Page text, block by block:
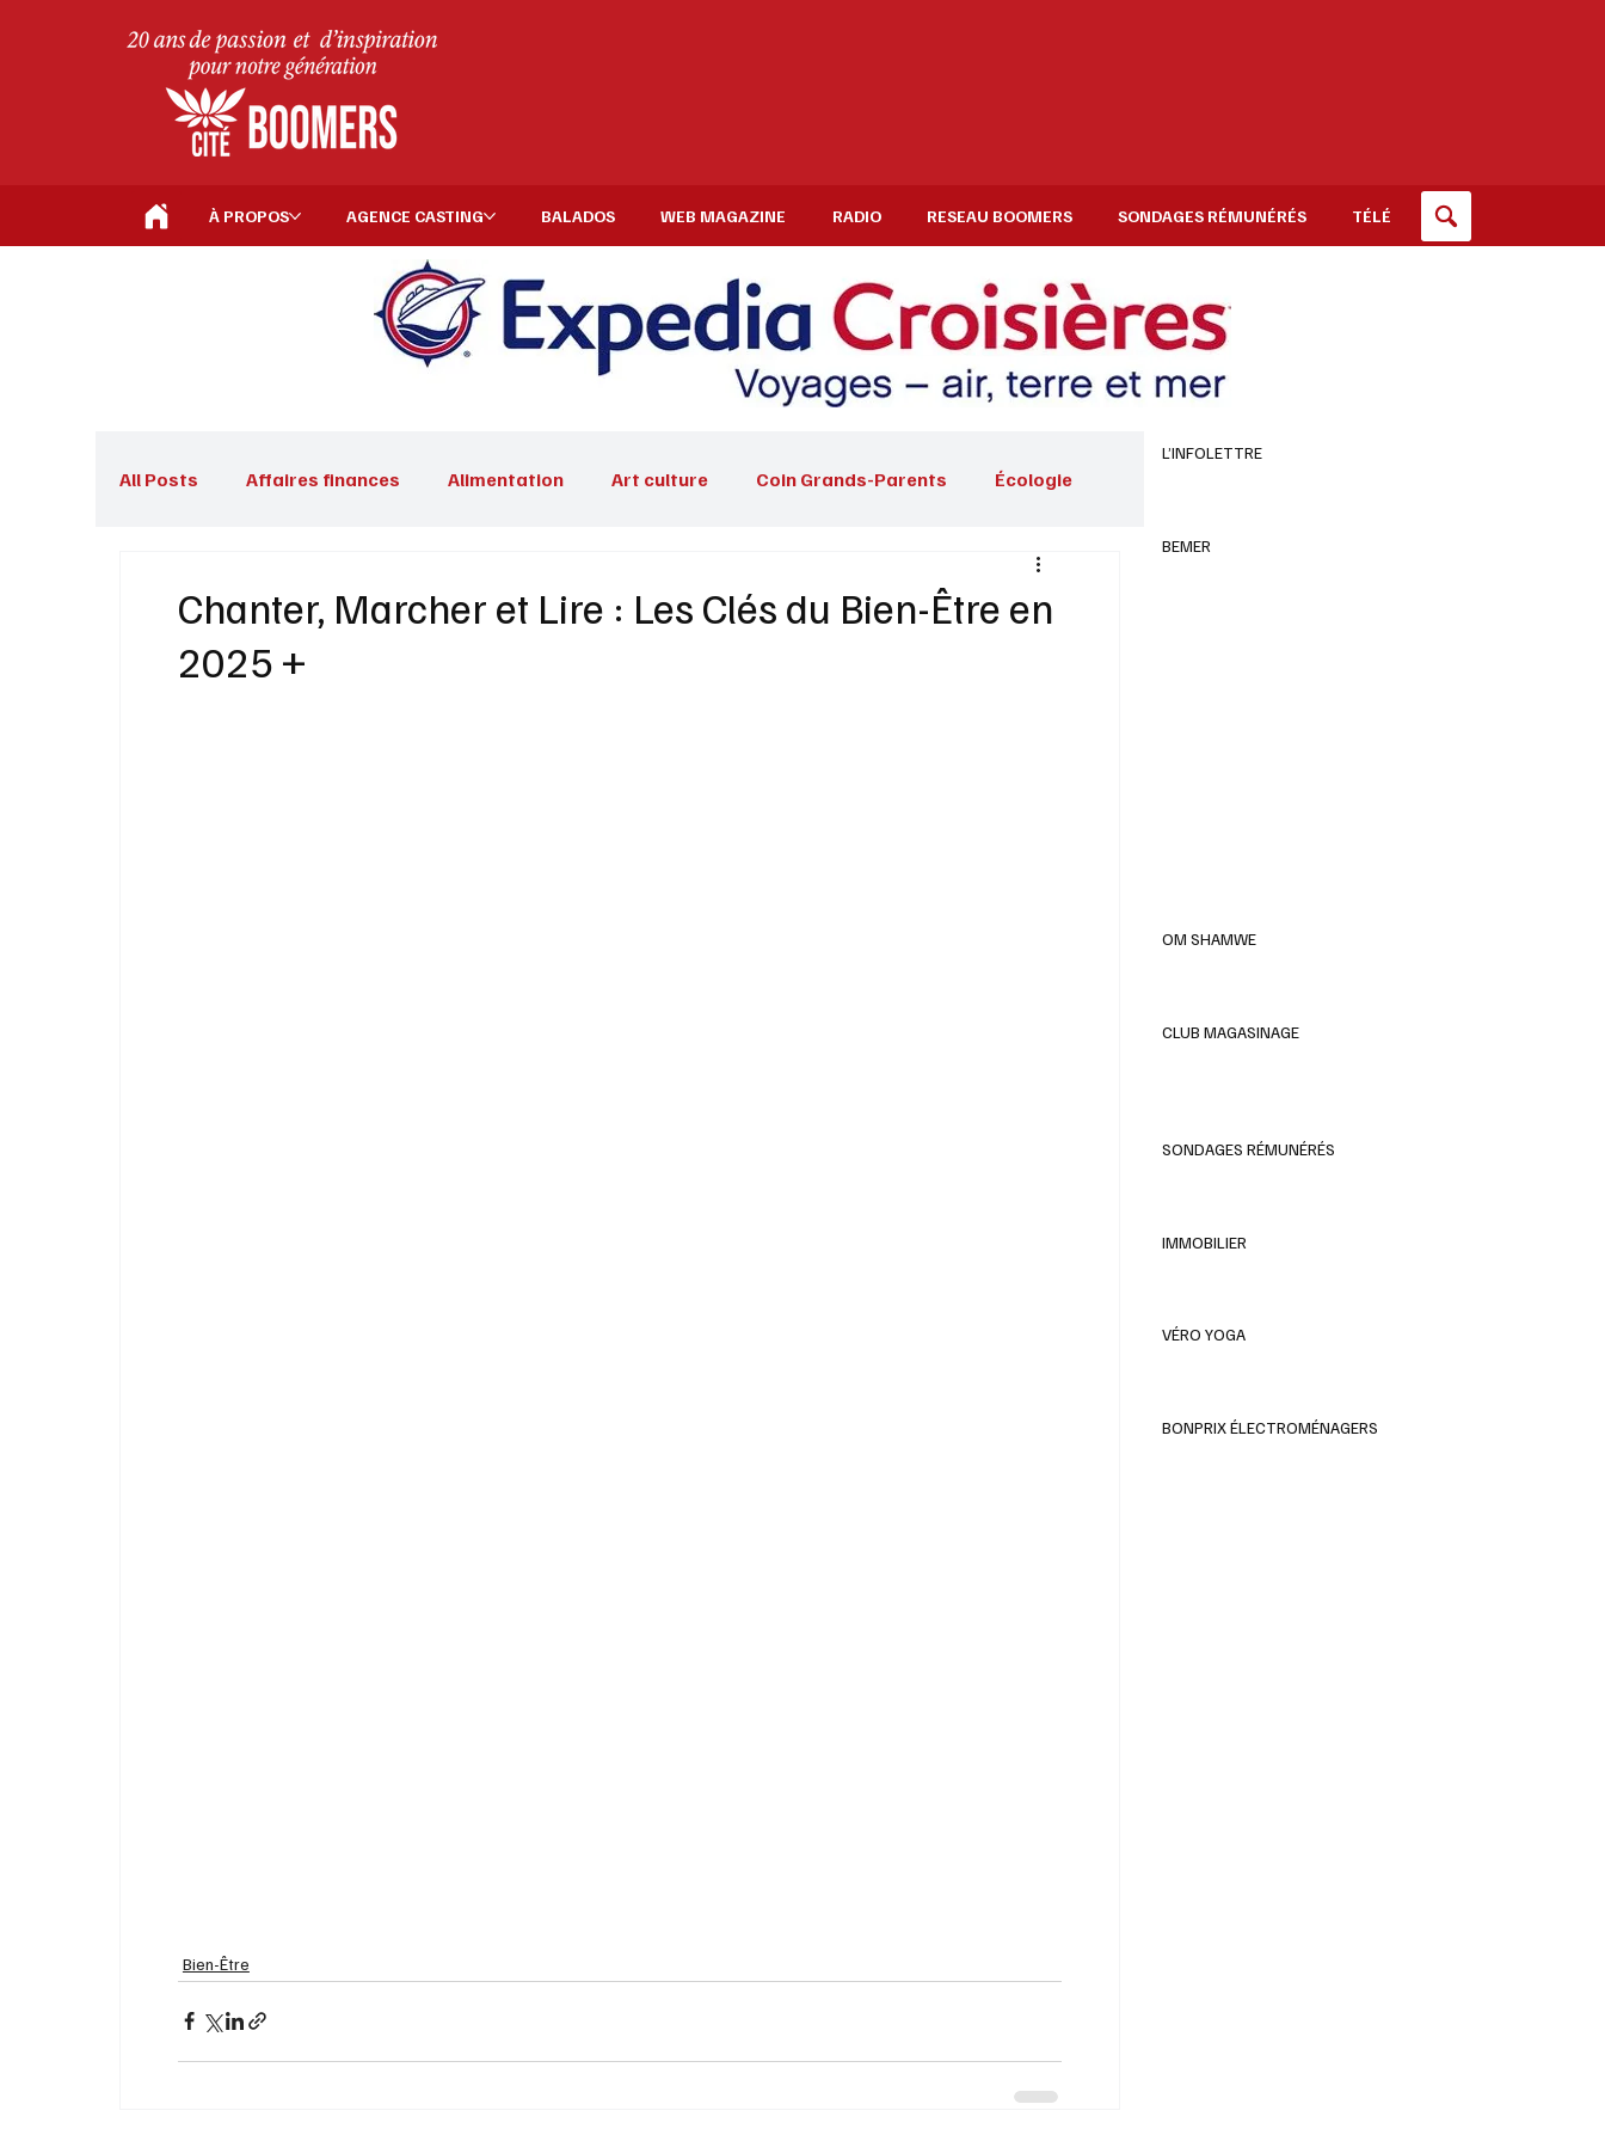
À PROPOS AGENCE CASTING BALADOS WEB MAGAZINE RADIO RESEAU BOOMERS SONDAGES RÉMUNÉRÉS TÉLÉ
All Posts Affaires finances Alimentation Art culture Coin Grands-Parents Écologie
Voyages
Bien-Être Beauté Mode
Chanter, Marcher et Lire : Les Clés du Bien-Être en
2025 +
Bien-Être
L’INFOLETTRE
BEMER
OM SHAMWE
CLUB MAGASINAGE
SONDAGES RÉMUNÉRÉS
IMMOBILIER
VÉRO YOGA
BONPRIX ÉLECTROMÉNAGERS